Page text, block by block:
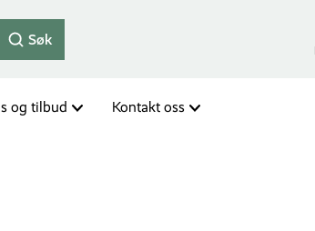
Søk
og tilbud Kontakt oss